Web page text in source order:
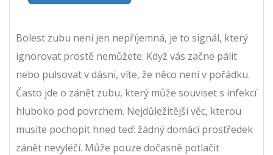
Bolest zubu není jen nepříjemná, je to signál, který
ignorovat prostě nemůžete. Když vás začne pálit
nebo pulsovat v dásni, víte, že něco není v pořádku.
Často jde o zánět zubu, který může souviset s infekcí
hluboko pod povrchem. Nejdůležitější věc, kterou
musíte pochopit hned teď: žádný domácí prostředek
zánět nevyléčí. Může pouze dočasně potlačit